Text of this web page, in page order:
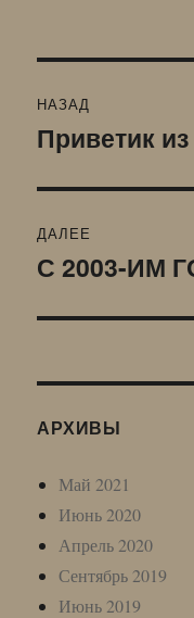
по
НАЗАД
Предыдущая
Приветик
ДАЛЕЕ
Следующая
С 2003-ИМ
АРХИВЫ
Май 2021
Июнь 2020
Апрель 2020
Сентябрь 2019
Июнь 2019